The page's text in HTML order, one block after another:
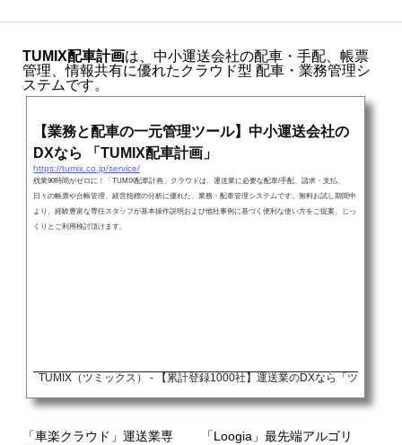
TUMIX配車計画は、中小運送会社の配車・手配、帳票
管理、情報共有に優れたクラウド型 配車・業務管理シ
ステムです。
【業務と配車の一元管理ツール】中小運送会社の
DXなら 「TUMIX配車計画」
https://tumix.co.jp/service/
残業90時間がゼロに！「TUMIX配車計画」クラウドは、運送業に必要な配車/手配、請求・支払、
日々の帳票や台帳管理、経営指標の分析に優れた、業務・配車管理システムです。無料お試し期間中
より、経験豊富な専任スタッフが基本操作説明および他社事例に基づく便利な使い方をご提案、じっ
くりとご利用検討頂けます。
TUMIX（ツミックス） - 【累計登録1000社】運送業のDXなら「ツミック
「車楽クラウド」運送業専
「Loogia」最先端アルゴリ